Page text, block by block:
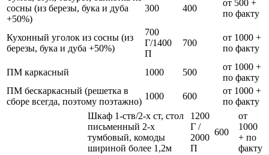
сосны (из березы, бука и дуба
+50%)
300 400
от 500 +
по факту
Кухонный уголок из сосны (из
березы, бука и дуба +50%)
700
Г/1400
П
700
от 1000 +
по факту
ПМ каркасный 1000 500
от 1000 +
по факту
ПМ бескаркасный (решетка в
сборе всегда, поэтому поэтажно)
1000 600
от 1000 +
по факту
Шкаф 1-ств/2-х ст, стол
письменный 2-х
тумбовый, комоды
шириной более 1,2м
1200
Г /
2000
П
600
от
1000
+ по
факту